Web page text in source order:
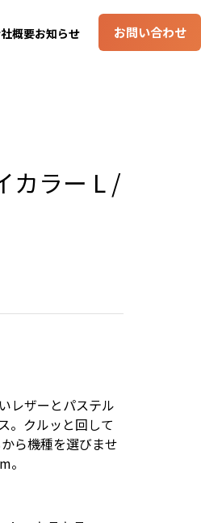
概要お知らせ お問い合わせ
カラー L /
レザーとパステル
。クルッと回して
ら機種を選びませ
。